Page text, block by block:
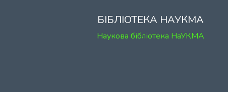
БІБЛІОТЕКА НАУКМА
Наукова бібліотека НаУКМА